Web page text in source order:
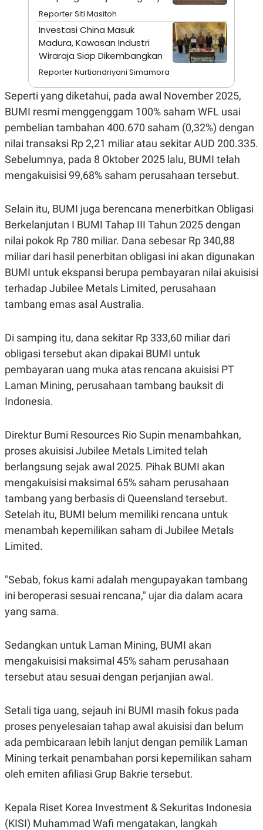
I
A
N
L
E
T
R
KANAL
U
S
A
T
D
A
M
A
G
E
S
K
O
N
T
A
N
V
L
P
S
U
S
JARINGAN
K
O
N
A
N
A
C
D
Y
P
R
E
S
R
E
L
A
.
I
D
L
G
A
N
A
T
A
K
R
J
A
E
T
E
N
E
P
A
P
A
D
V
E
I
S
Reporter Siti Masitoh
Investasi China Masuk
Madura, Kawasan Industri
Wiraraja Siap Dikembangkan
Reporter Nurtiandriyani Simamora
Seperti yang diketahui, pada awal November 2025,
BUMI resmi menggenggam 100% saham WFL usai
pembelian tambahan 400.670 saham (0,32%) dengan
nilai transaksi Rp 2,21 miliar atau sekitar AUD 200.335.
Sebelumnya, pada 8 Oktober 2025 lalu, BUMI telah
mengakuisisi 99,68% saham perusahaan tersebut.
Selain itu, BUMI juga berencana menerbitkan Obligasi
Berkelanjutan I BUMI Tahap III Tahun 2025 dengan
nilai pokok Rp 780 miliar. Dana sebesar Rp 340,88
miliar dari hasil penerbitan obligasi ini akan digunakan
BUMI untuk ekspansi berupa pembayaran nilai akuisisi
terhadap Jubilee Metals Limited, perusahaan
tambang emas asal Australia.
Di samping itu, dana sekitar Rp 333,60 miliar dari
obligasi tersebut akan dipakai BUMI untuk
pembayaran uang muka atas rencana akuisisi PT
Laman Mining, perusahaan tambang bauksit di
Indonesia.
Direktur Bumi Resources Rio Supin menambahkan,
proses akuisisi Jubilee Metals Limited telah
berlangsung sejak awal 2025. Pihak BUMI akan
mengakuisisi maksimal 65% saham perusahaan
tambang yang berbasis di Queensland tersebut.
Setelah itu, BUMI belum memiliki rencana untuk
menambah kepemilikan saham di Jubilee Metals
Limited.
"Sebab, fokus kami adalah mengupayakan tambang
ini beroperasi sesuai rencana," ujar dia dalam acara
yang sama.
Sedangkan untuk Laman Mining, BUMI akan
mengakuisisi maksimal 45% saham perusahaan
tersebut atau sesuai dengan perjanjian awal.
Setali tiga uang, sejauh ini BUMI masih fokus pada
proses penyelesaian tahap awal akuisisi dan belum
ada pembicaraan lebih lanjut dengan pemilik Laman
Mining terkait penambahan porsi kepemilikan saham
oleh emiten afiliasi Grup Bakrie tersebut.
Kepala Riset Korea Investment & Sekuritas Indonesia
(KISI) Muhammad Wafi mengatakan, langkah